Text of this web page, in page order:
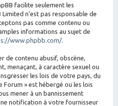
facilite seulement les
n’est pas responsable de
pas comme contenu ou
informations au sujet de
www.phpbb.com/.
de contenu abusif, obscène,
menaçant, à caractère sexuel ou
les lois de votre pays, du
Forum » est hébergé ou les lois
mener à un bannissement
notification à votre fournisseur